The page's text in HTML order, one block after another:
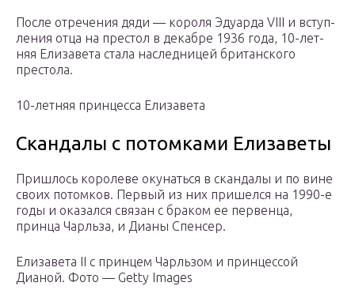
После отре­че­ния дяди — коро­ля Эду­ар­да VIII и вступ­
ле­ния отца на пре­стол в декаб­ре 1936 года, 10-лет­
няя Ели­за­ве­та ста­ла наслед­ни­цей бри­тан­ско­го
престола.
10-лет­няя прин­цес­са Елизавета
Скандалы с потомками Елизаветы
Пришлось королеве окунаться в скандалы и по вине
своих потомков. Первый из них пришелся на 1990-е
годы и оказался связан с браком ее первенца,
принца Чарльза, и Дианы Спенсер.
Елизавета II c принцем Чарльзом и принцессой
Дианой. Фото — Getty Images